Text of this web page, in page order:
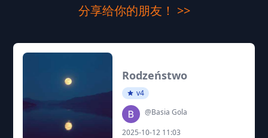
分享给你的朋友！ >>
Rodzeństwo
v4
@Basia Gola
2025-10-12 11:03